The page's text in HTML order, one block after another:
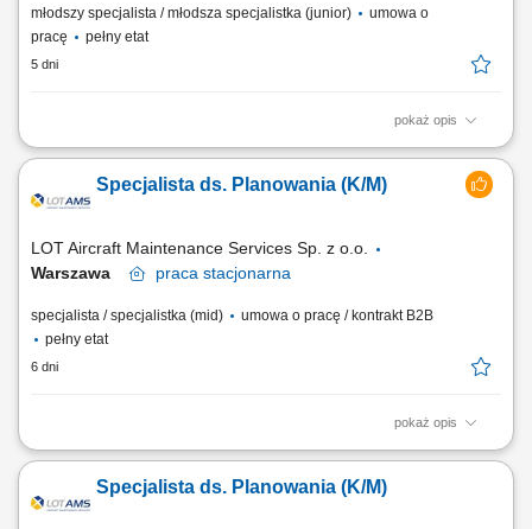
młodszy specjalista / młodsza specjalistka (junior)
umowa o
pracę
pełny etat
5 dni
pokaż opis
Zakres obowiązków: Wsparcie w uzgodnieniach projektowych i bieżącej
wykonawcami i urzędami w ramach procesu inwestycyjnego;
Prowadzenie, kompletowanie i archiwizacja dokumentacji techniczno-
Specjalista ds. Planowania (K/M)
LOT Aircraft Maintenance Services Sp. z o.o.
Warszawa
praca stacjonarna
specjalista / specjalistka (mid)
umowa o pracę / kontrakt B2B
pełny etat
6 dni
pokaż opis
Obowiązki na stanowisku: Przygotowywanie dokumentacji
aktualizacja wydanej dokumentacji wykonawczej. Weryfikacja potrzeb
wynikających ze zdefiniowanych pakietów obsługowych odnośnie
Specjalista ds. Planowania (K/M)